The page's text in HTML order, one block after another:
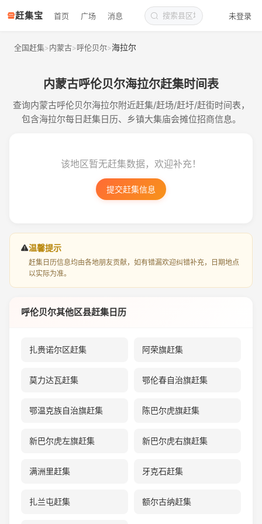
赶集宝 首页 广场 消息 未登录
全国赶集>内蒙古>呼伦贝尔>海拉尔
内蒙古呼伦贝尔海拉尔赶集时间表
查询内蒙古呼伦贝尔海拉尔附近赶集/赶场/赶圩/赶街时间表，
包含海拉尔每日赶集日历、乡镇大集庙会摊位招商信息。
该地区暂无赶集数据，欢迎补充！
提交赶集信息
温馨提示
赶集日历信息均由各地朋友贡献，如有错漏欢迎纠错补充，日期地点
以实际为准。
呼伦贝尔其他区县赶集日历
扎赉诺尔区赶集 阿荣旗赶集
莫力达瓦赶集 鄂伦春自治旗赶集
鄂温克族自治旗赶集 陈巴尔虎旗赶集
新巴尔虎左旗赶集 新巴尔虎右旗赶集
满洲里赶集 牙克石赶集
扎兰屯赶集 额尔古纳赶集